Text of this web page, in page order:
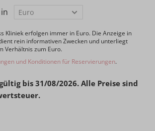
in
Kliniek erfolgen immer in Euro. Die Anzeige in
rein informativen Zwecken und unterliegt
Verhältnis zum Euro.
und Konditionen für Reservierungen.
bis 31/08/2026. Alle Preise sind